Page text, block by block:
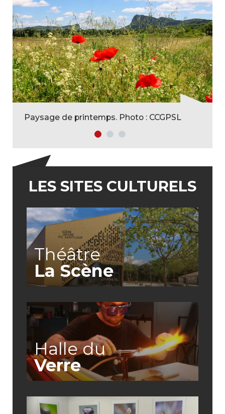
Paysage de printemps. Photo : CCGPSL
LES SITES CULTURELS
Théâtre
La Scène
Halle du
Verre